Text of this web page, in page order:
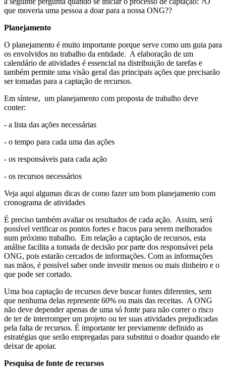
que moveria uma pessoa a doar para a nossa ONG??
Planejamento
O planejamento é muito importante porque serve como um guia para
os envolvidos no trabalho da entidade. A elaboração de um
calendário de atividades é essencial na distribuição de tarefas e
também permite uma visão geral das principais ações que precisarão
ser tomadas para a captação de recursos.
Em síntese, um planejamento com proposta de trabalho deve
conter:
- a lista das ações necessárias
- o tempo para cada uma das ações
- os responsáveis para cada ação
- os recursos necessários
Veja aqui algumas dicas de como fazer um bom planejamento com
cronograma de atividades
É preciso também avaliar os resultados de cada ação. Assim, será
possível verificar os pontos fortes e fracos para serem melhorados
num próximo trabalho. Em relação a captação de recursos, esta
análise facilita a tomada de decisão por parte dos responsávei pela
ONG, pois estarão cercados de informações. Com as informações
nas mãos, é possível saber onde investir menos ou mais dinheiro e o
que pode ser cortado.
Uma boa captação de recursos deve buscar fontes diferentes, sem
que nenhuma delas represente 60% ou mais das receitas. A ONG
não deve depender apenas de uma só fonte para não correr o risco
de ter de interromper um projeto ou ter suas atividades prejudicadas
pela falta de recursos. É importante ter previamente definido as
estratégias que serão empregadas para substitui o doador quando ele
deixar de apoiar.
Pesquisa de fonte de recursos